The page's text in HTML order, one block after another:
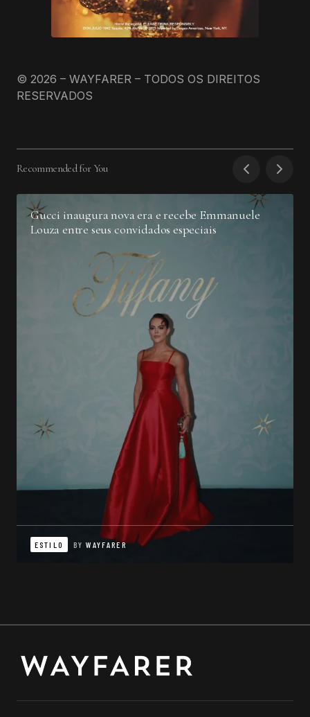
© 2026 – WAYFARER – TODOS OS DIREITOS
RESERVADOS
Recommended for You
Gucci inaugura nova era e recebe Emmanuele
Louza entre seus convidados especiais
ESTILO BY WAYFARER